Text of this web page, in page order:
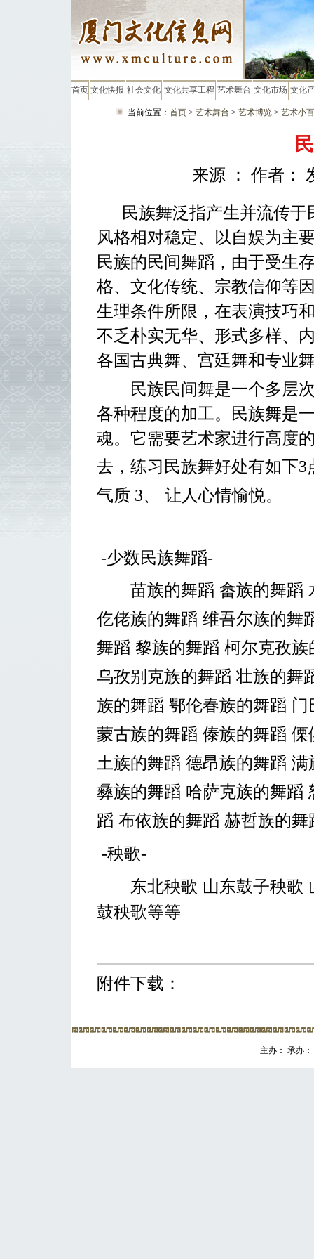
首页 文化快报 社会文化 文化共享工程 艺术舞台 文化市场 文化
当前位置： 首页> 艺术舞台 > 艺术博览> 艺术小
来源 ： 作者：
民族舞泛指产生并流传
风格相对稳定、以自娱为主
民族的民间舞蹈，由于受生
格、文化传统、宗教信仰等
生理条件所限，在表演技巧
不乏朴实无华、形式多样、
各国古典舞、宫廷舞和专业
民族民间舞是一个多层次
各种程度的加工。民族舞是
魂。它需要艺术家进行高度
去，练习民族舞好处有如下3
气质 3、 让人心情愉悦。
-少数民族舞蹈-
苗族的舞蹈 畲族的舞蹈
仡佬族的舞蹈 维吾尔族的舞
舞蹈 黎族的舞蹈 柯尔克孜族
乌孜别克族的舞蹈 壮族的舞
族的舞蹈 鄂伦春族的舞蹈 门
蒙古族的舞蹈 傣族的舞蹈 傈
土族的舞蹈 德昂族的舞蹈 满
彝族的舞蹈 哈萨克族的舞蹈
蹈 布依族的舞蹈 赫哲族的舞
-秧歌-
东北秧歌 山东鼓子秧歌
鼓秧歌等等
附件下载：
主办： 承办